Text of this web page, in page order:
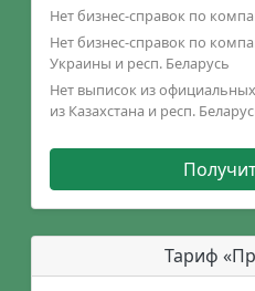
Нет бизнес-справок по
Нет бизнес-справок по
Украины и респ. Беларусь
Нет выписок из
из Казахстана и респ.
Тариф